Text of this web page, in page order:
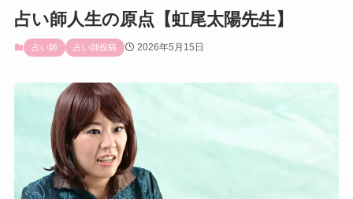
占い師人生の原点【虹尾太陽先生】
占い師 占い師投稿 2026年5月15日